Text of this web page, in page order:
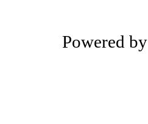
Powered by